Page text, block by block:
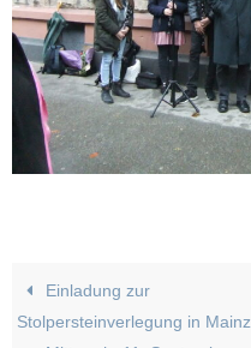
Einladung zur
Stolpersteinverlegung in Mainz